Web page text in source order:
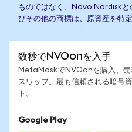
ものではなく、Novo Nordiskと
びその他の商標は、原資産を特
数秒でNVOonを入手
MetaMaskでNVOonを購入、売
スワップ。最も信頼される暗号
ト。
Google Play